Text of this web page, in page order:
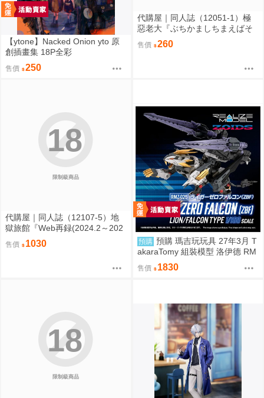
【ytone】Nacked Onion yto 原
創插畫集 18P全彩
售價 250
代購屋｜同人誌（12051-1）極
惡老大『ぶちかましちまえばそ
こがトイレになるんだぜ』ケィ
ル 腹パンピアス部
售價 260
限制級商品
18
代購屋｜同人誌（12107-5）地
獄旅館『Web再録(2024.2～202
6.3)』taco オーガニック毒リン
ゴ
售價 1030 預購 預購 瑪吉玩玩具 27年3月 T
akaraTomy 組裝模型 洛伊德 RM
Z-025 長牙獅零式・獵鷹型（ZB
F） 0828
售價 1830
限制級商品
18